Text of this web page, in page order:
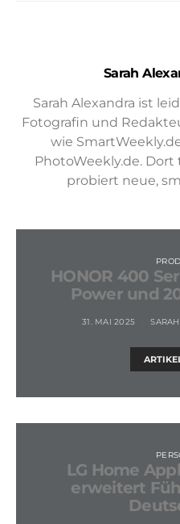
Sarah
Sarah Alexandra ist
Fotografin und
wie
PhotoWeekly.de.
probiert neue,
HONOR 400
Power und
31. MAI 2025
LG Home
erweitert